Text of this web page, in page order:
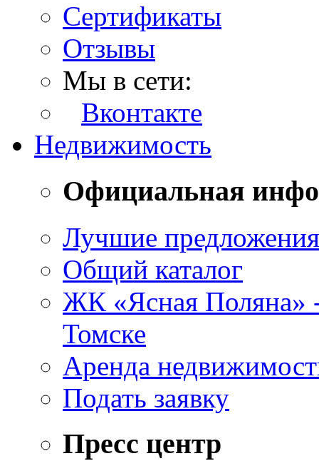
Сертификаты
Отзывы
Мы в сети:
Вконтакте
Недвижимость
Официальная
Лучшие предложения
Общий каталог
ЖК «Ясная Поляна»
Томске
Аренда
Подать заявку
Пресс центр